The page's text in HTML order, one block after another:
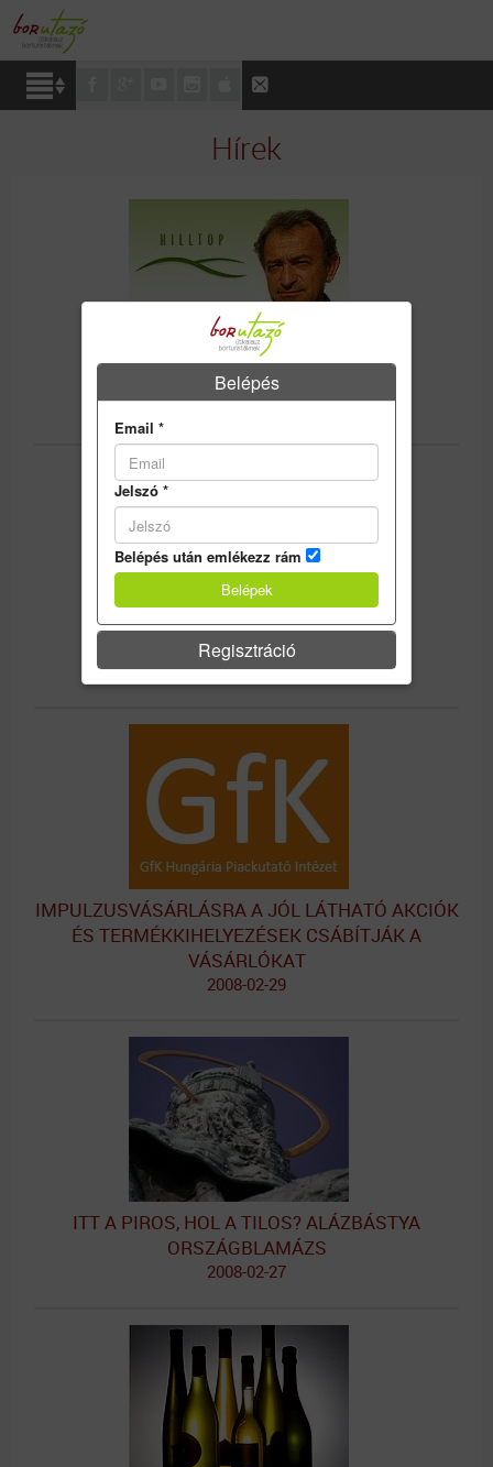
Hírek
AZ IDÉN ÚJJÁÉLED A BORMARKETING
2008-02-29
BEOLVAD AZ AGRÁRTÁRCÁBA AZ AMC
2008-02-29
IMPULZUSVÁSÁRLÁSRA A JÓL LÁTHATÓ AKCIÓK
ÉS TERMÉKKIHELYEZÉSEK CSÁBÍTJÁK A
VÁSÁRLÓKAT
2008-02-29
ITT A PIROS, HOL A TILOS? ALÁZBÁSTYA
ORSZÁGBLAMÁZS
2008-02-27
Belépés
Email *
Jelszó *
Belépés után emlékezz rám
Regisztráció